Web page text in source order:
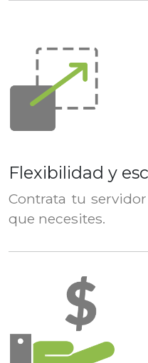
Flexibilidad y
Contrata tu
que necesites.